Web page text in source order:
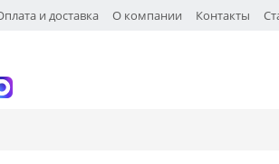
и доставка О компании Контакты